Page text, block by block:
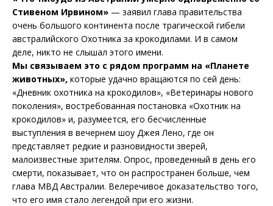
Стивеном Ирвином» — заявил глава правительства
очень большого континента после трагической гибели
австралийского Охотника за крокодилами. И в самом
деле, никто не слышал этого имени.
Мы связываем это с рядом программ на «Планете
животных», которые удачно вращаются по сей день:
«Дневник охотника на крокодилов», «Ветеринары нового
поколения», востребованная постановка «Охотник на
крокодилов» и, разумеется, его бесчисленные
выступления в вечернем шоу Джея Лено, где он
представляет редкие и разновидности зверей,
малоизвестные зрителям. Опрос, проведенный в день его
смерти, показывает, что он распространен больше, чем
глава МВД Австралии. Велеречивое доказательство того,
что его имя стало легендой при его жизни.